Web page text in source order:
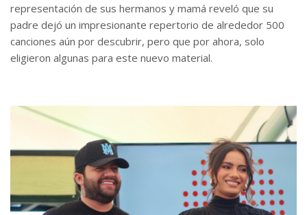
representación de sus hermanos y mamá reveló que su
padre dejó un impresionante repertorio de alrededor 500
canciones aún por descubrir, pero que por ahora, solo
eligieron algunas para este nuevo material.